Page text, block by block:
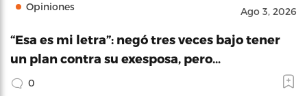
Opiniones Ago 3, 2026
“Esa es mi letra”: negó tres veces bajo tener
un plan contra su exesposa, pero…
0